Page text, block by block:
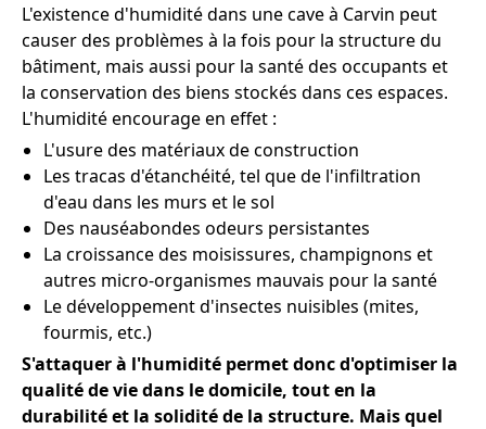
L'existence d'humidité dans une cave à Carvin peut
causer des problèmes à la fois pour la structure du
bâtiment, mais aussi pour la santé des occupants et
la conservation des biens stockés dans ces espaces.
L'humidité encourage en effet :
L'usure des matériaux de construction
Les tracas d'étanchéité, tel que de l'infiltration
d'eau dans les murs et le sol
Des nauséabondes odeurs persistantes
La croissance des moisissures, champignons et
autres micro-organismes mauvais pour la santé
Le développement d'insectes nuisibles (mites,
fourmis, etc.)
S'attaquer à l'humidité permet donc d'optimiser la
qualité de vie dans le domicile, tout en la
durabilité et la solidité de la structure. Mais quel